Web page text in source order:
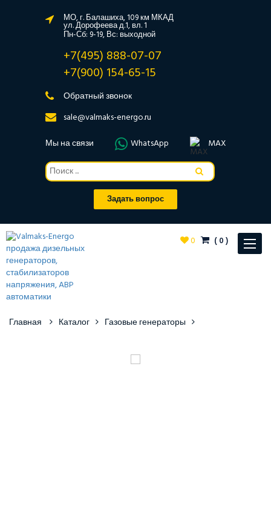
МО, г. Балашиха, 109 км МКАД
ул. Дорофеева д.1, вл. 1
Пн-Сб: 9-19, Вс: выходной
+7(495) 888-07-07
+7(900) 154-65-15
Обратный звонок
sale@valmaks-energo.ru
Мы на связи
WhatsApp MAX
Задать вопрос
Toggle
0 (0)
Главная Каталог Газовые генераторы